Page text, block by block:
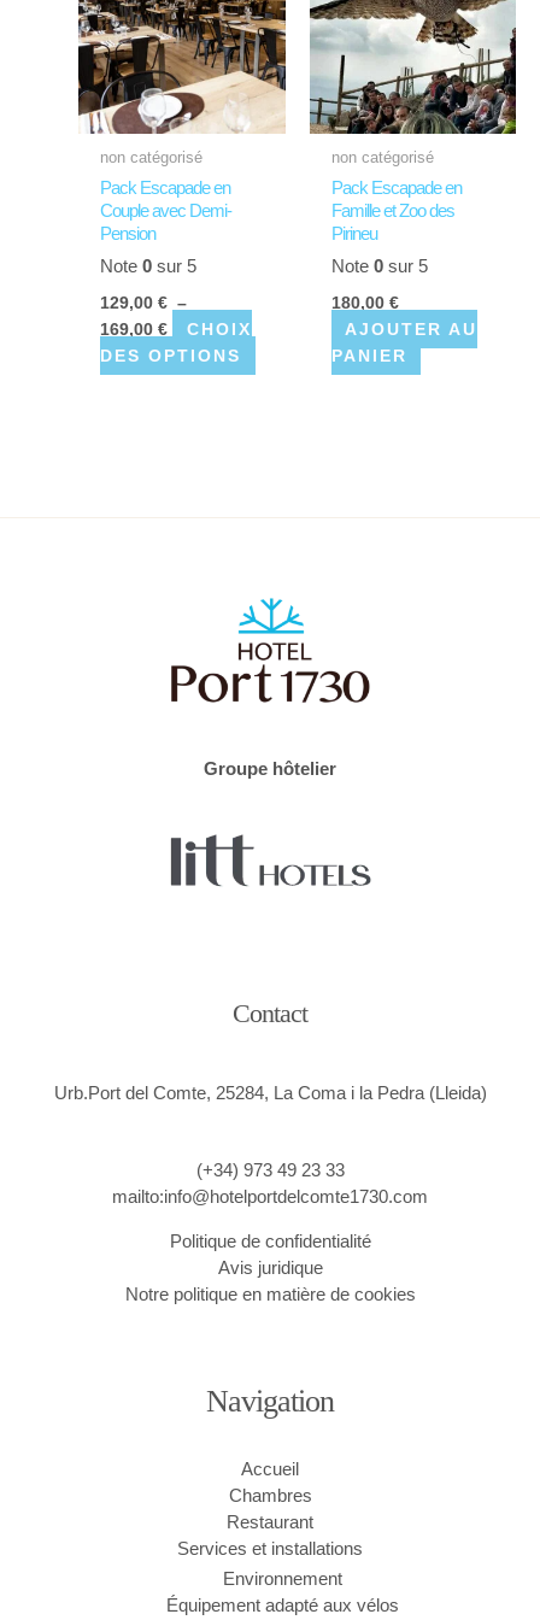
non catégorisé
Pack Escapade en
Couple avec Demi-
Pension
Note 0 sur 5
129,00 € –
169,00 €
à
169,00 €
CHOIX
DES OPTIONS
plusieurs
variations.
Les
options
peuvent
non catégorisé
Pack Escapade en
Famille et Zoo des
Pirineu
Note 0sur 5
180,00 €
AJOUTER AU
PANIER
Groupe hôtelier
Contact
Urb.Port del Comte, 25284, La Coma i la Pedra (Lleida)
(+34) 973 49 23 33
mailto:info@hotelportdelcomte1730.com
Politique de confidentialité
Avis juridique
Notre politique en matière de cookies
Navigation
Accueil
Chambres
Restaurant
Services et installations
Environnement
Équipement adapté aux vélos